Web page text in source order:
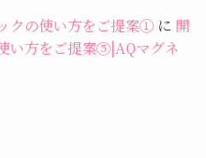
クの使い方をご提案①に 開
い方をご提案⑤|AQマグネ